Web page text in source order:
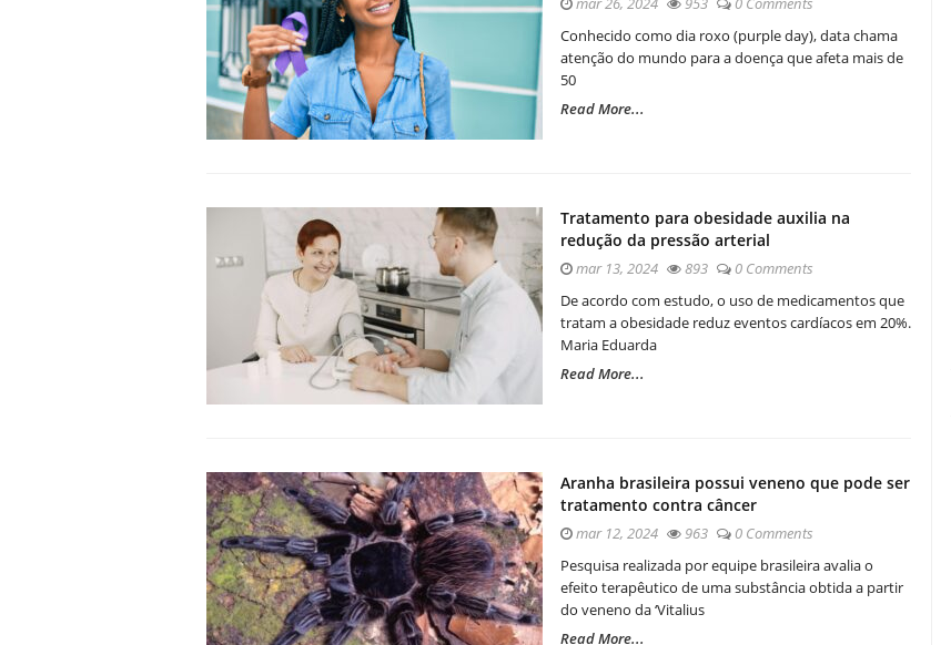
Conhecido como dia roxo (purple day), data chama
atenção do mundo para a doença que afeta mais de
50
Read More...
Tratamento para obesidade auxilia na
redução da pressão arterial
mar 13, 2024 893
0 Comments
De acordo com estudo, o uso de medicamentos que
tratam a obesidade reduz eventos cardíacos em 20%.
Maria Eduarda
Read More...
Aranha brasileira possui veneno que pode ser
tratamento contra câncer
mar 12, 2024 963
0 Comments
Pesquisa realizada por equipe brasileira avalia o
efeito terapêutico de uma substância obtida a partir
do veneno da ‘Vitalius
Read More...